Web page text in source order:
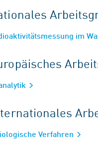
im
Verfahren